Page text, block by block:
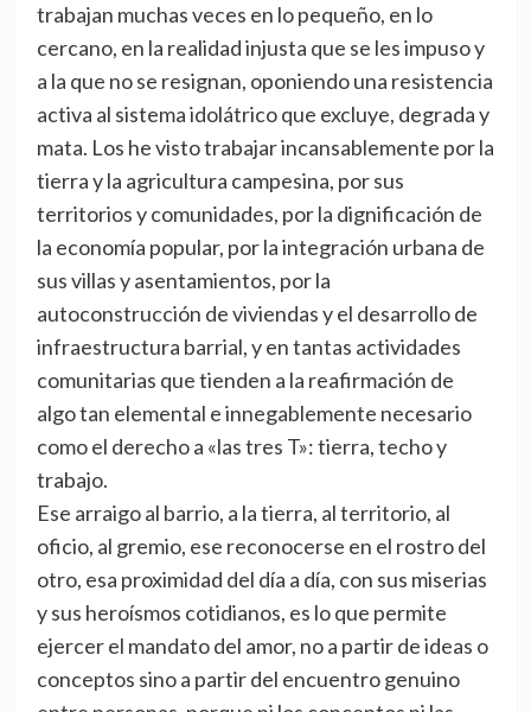
trabajan muchas veces en lo pequeño, en lo
cercano, en la realidad injusta que se les impuso y
a la que no se resignan, oponiendo una resistencia
activa al sistema idolátrico que excluye, degrada y
mata. Los he visto trabajar incansablemente por la
tierra y la agricultura campesina, por sus
territorios y comunidades, por la dignificación de
la economía popular, por la integración urbana de
sus villas y asentamientos, por la
autoconstrucción de viviendas y el desarrollo de
infraestructura barrial, y en tantas actividades
comunitarias que tienden a la reafirmación de
algo tan elemental e innegablemente necesario
como el derecho a «las tres T»: tierra, techo y
trabajo.
Ese arraigo al barrio, a la tierra, al territorio, al
oficio, al gremio, ese reconocerse en el rostro del
otro, esa proximidad del día a día, con sus miserias
y sus heroísmos cotidianos, es lo que permite
ejercer el mandato del amor, no a partir de ideas o
conceptos sino a partir del encuentro genuino